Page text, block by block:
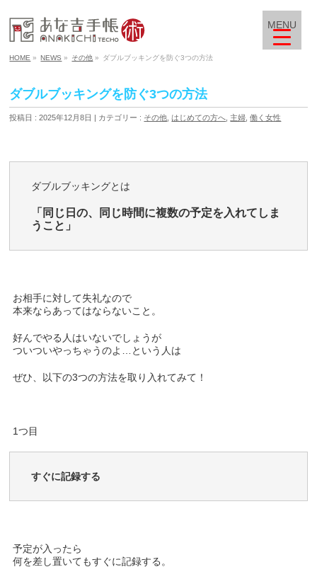
HOME » NEWS » その他 » ダブルブッキングを防ぐ3つの方法
ダブルブッキングを防ぐ3つの方法
投稿日 : 2025年12月8日 カテゴリー : その他 ,はじめての方へ 主婦 ,働く女性
ダブルブッキングとは
「同じ日の、同じ時間に複数の予定を入れてしま
うこと」
お相手に対して失礼なので
本来ならあってはならないこと。
好んでやる人はいないでしょうが
ついついやっちゃうのよ…という人は
ぜひ、以下の3つの方法を取り入れてみて！
1つ目
すぐに記録する
予定が入ったら
何を差し置いてもすぐに記録する。
MENU